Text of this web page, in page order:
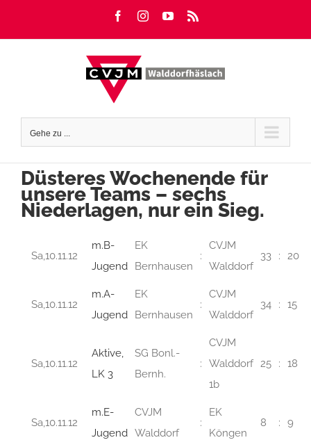
FacebookInstagramYouTube
Gehe zu ...
Düsteres Wochenende für
unsere Teams – sechs
Niederlagen, nur ein Sieg.
Sa,10.11.12
m.B-
Jugend
EK
Bernhausen
:
CVJM
Walddorf
33 : 20
Sa,10.11.12
m.A-
Jugend
EK
Bernhausen
:
CVJM
Walddorf
34 : 15
Sa,10.11.12
Aktive,
LK 3
SG Bonl.-
Bernh.
:
CVJM
Walddorf
1b
25 : 18
Sa,10.11.12
m.E-
Jugend
CVJM
Walddorf
:
EK
Köngen
8 : 9